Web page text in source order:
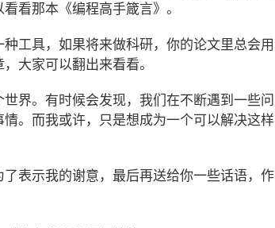
看那本《编程高手箴言》。
工具，如果将来做科研，你的论文里总会用
大家可以翻出来看看。
界。有时候会发现，我们在不断遇到一些问
。而我或许，只是想成为一个可以解决这样
表示我的谢意，最后再送给你一些话语，作